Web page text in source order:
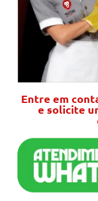
Entre em
e solicite